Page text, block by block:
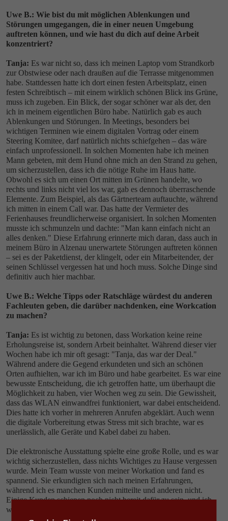
Uwe B.: Wie bist du mit möglichen Ablenkungen und
Störungen umgegangen, die in einer neuen Umgebung
auftreten können, und wie hast du dich auf deine Arbeit
konzentriert?
Tanja: Es war nicht so, dass ich meinen Laptop vom Strandkorb
zur Obstwiese oder nach draußen auf die Terrasse mitgenommen
habe. Stattdessen hatte ich dort einen festen Arbeitsplatz, einen
festen Schreibtisch – mit einem wirklich schönen Blick ins Grüne,
muss ich zugeben. Ein Blick, der sogar schöner war als der, den
ich in meinem eigentlichen Büro habe. Natürlich gab es auch
Ablenkungen und Störungen. In Meetings, besonders bei
wichtigen Terminen wie einem digitalen Vortrag oder einem
Steering Komitee, darf natürlich nichts schiefgehen – das wäre
einfach unprofessionell. In solchen Momenten habe ich meinen
Mann gebeten, mit dem Hund ohne mich an den Strand zu gehen,
um sicherzustellen, dass ich die nötige Ruhe im Haus hatte.
Obwohl es sich um einen Ort mitten im Grünen handelte, wo
rechts und links nicht viel los war, gab es dennoch überraschende
Elemente. Zum Beispiel, als das Gärtnerteam auftauchte, während
ich mitten in einem Call war. Das hatte der Vermieter des
Ferienhauses freundlicherweise organisiert. In solchen Momenten
musste ich schmunzeln und dachte: "Man kann einfach nicht an
alles denken." Diese Erfahrung erinnerte mich daran, dass auch in
meinem Büro in Alzenau unerwartete Störungen auftreten können
– sei es der Paketdienst, der klingelt, oder ein Mitarbeitender, der
seinen Schlüssel vergessen hat und hoch muss. Solche Dinge sind
definitiv auch hier machbar.
Uwe B.: Welche Tipps oder Ratschläge würdest du anderen
Fachleuten geben, die darüber nachdenken, eine Workcation
zu machen?
Tanja: Es ist wichtig zu betonen, dass Workation keine reine
Erholungsreise ist, sondern Arbeit beinhaltet. Während dieser vier
Wochen habe ich mir oft gesagt: "Tanja, das war der Deal."
Während andere die Gegend erkundeten und sich an schönen
Orten aufhielten, war ich im Büro und habe gearbeitet. Es war eine
bewusste Entscheidung, die ich getroffen hatte, um überhaupt die
Möglichkeit zu haben, vier Wochen weg zu sein. Die Gewissheit,
dass das WLAN einwandfrei funktioniert, war dabei entscheidend.
Dies hatte ich vorher in mehreren Anrufen abgeklärt. Auch wenn
die digitale Vorbereitung etwas Stress mit sich brachte, war es
unerlässlich, alle Geräte und Kabel dabei zu haben.
Die elektronische Ausstattung spielte eine große Rolle, und es war
wichtig sicherzustellen, dass nichts Wichtiges zu Hause vergessen
wurde. Mein Team wusste von meiner Workation und fand es
spannend. Sie erkundigten sich nach meinen Erfahrungen,
während ich es manchen Kunden mitteilte und anderen nicht.
Einige Kunden schienen noch nicht bereit dafür zu sein, und ich
wollte keinen falschen Eindruck vermitteln.